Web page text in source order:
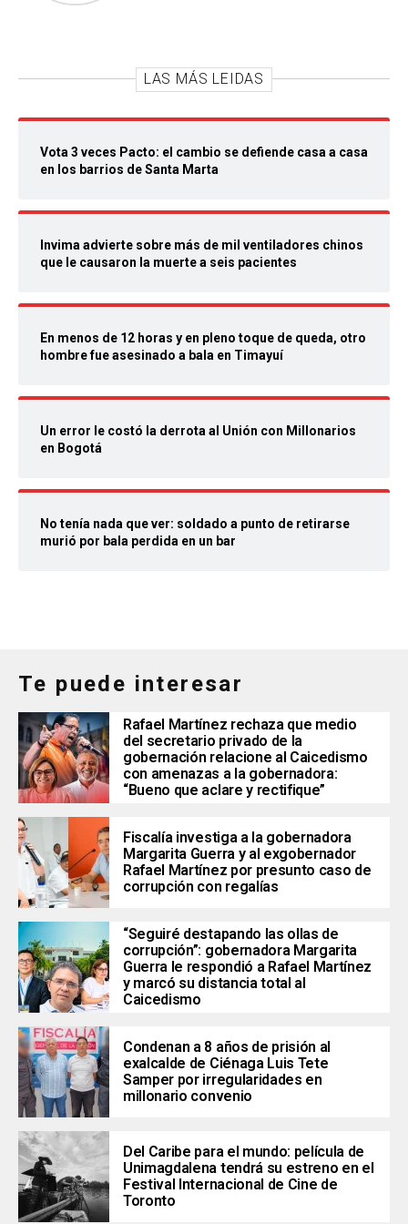
LAS MÁS LEIDAS
Vota 3 veces Pacto: el cambio se defiende casa a casa
en los barrios de Santa Marta
Invima advierte sobre más de mil ventiladores chinos
que le causaron la muerte a seis pacientes
En menos de 12 horas y en pleno toque de queda, otro
hombre fue asesinado a bala en Timayuí
Un error le costó la derrota al Unión con Millonarios
en Bogotá
No tenía nada que ver: soldado a punto de retirarse
murió por bala perdida en un bar
Te puede interesar
Rafael Martínez rechaza que medio
del secretario privado de la
gobernación relacione al Caicedismo
con amenazas a la gobernadora:
“Bueno que aclare y rectifique”
Fiscalía investiga a la gobernadora
Margarita Guerra y al exgobernador
Rafael Martínez por presunto caso de
corrupción con regalías
“Seguiré destapando las ollas de
corrupción”: gobernadora Margarita
Guerra le respondió a Rafael Martínez
y marcó su distancia total al
Caicedismo
Condenan a 8 años de prisión al
exalcalde de Ciénaga Luis Tete
Samper por irregularidades en
millonario convenio
Del Caribe para el mundo: película de
Unimagdalena tendrá su estreno en el
Festival Internacional de Cine de
Toronto